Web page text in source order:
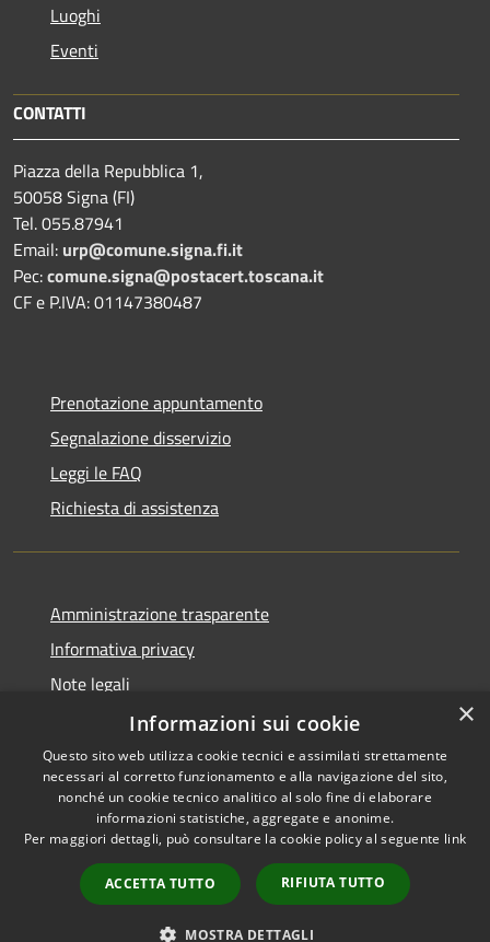
Luoghi
Eventi
CONTATTI
Piazza della Repubblica 1,
50058 Signa (FI)
Tel. 055.87941
Email: urp@comune.signa.fi.it
Pec:comune.signa@postacert.toscana.it
CF e P.IVA: 01147380487
Prenotazione appuntamento
Segnalazione disservizio
Leggi le FAQ
Richiesta di assistenza
Amministrazione trasparente
Informativa privacy
Note legali
Dichiarazione di accessibilità
RSS
Accessibilità
Copyright © 2026 • Comune di
Signa • Powered by
Municipium•
Accesso
redazione
×
Informazioni sui cookie
Questo sito web utilizza cookie tecnici e assimilati strettamente
necessari al corretto funzionamento e alla navigazione del sito,
nonché un cookie tecnico analitico al solo fine di elaborare
informazioni statistiche, aggregate e anonime.
Per maggiori dettagli, può consultare la cookie policy al seguente link
ACCETTA TUTTO RIFIUTA TUTTO
MOSTRA DETTAGLI